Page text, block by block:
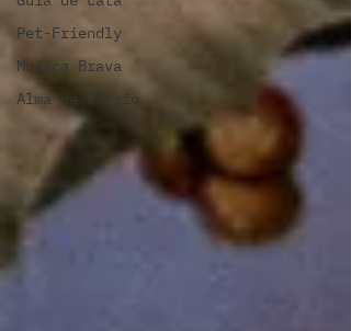
Pet-Friendly
Muñeca Brava
Alma de barrio